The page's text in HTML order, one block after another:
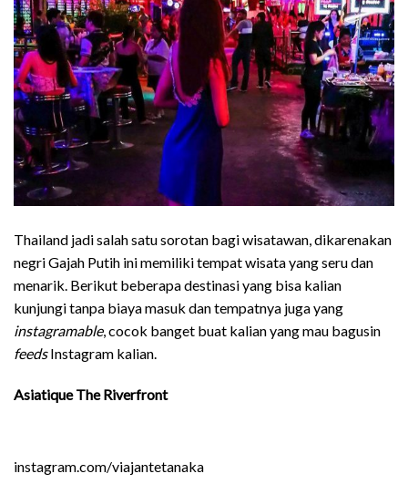
Thailand jadi salah satu sorotan bagi wisatawan, dikarenakan
negri Gajah Putih ini memiliki tempat wisata yang seru dan
menarik. Berikut beberapa destinasi yang bisa kalian
kunjungi tanpa biaya masuk dan tempatnya juga yang
instagramable, cocok banget buat kalian yang mau bagusin
feedsInstagram kalian.
Asiatique The Riverfront
instagram.com/viajantetanaka